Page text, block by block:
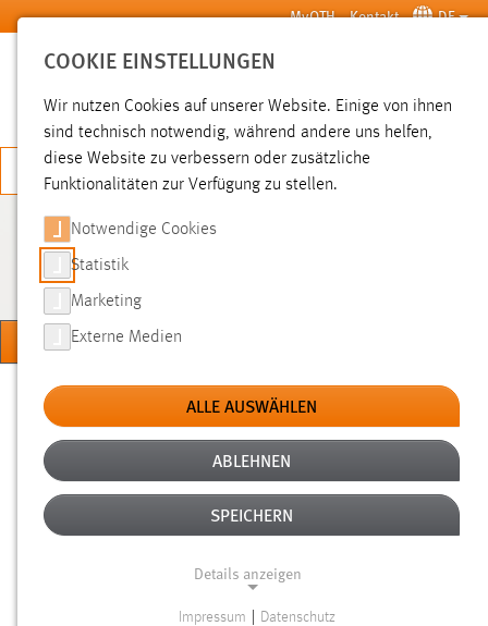
Zum Hauptinhalt springen MyOTH Kontakt DE
SUCHE
JETZT BEWERBEN
FAKULTÄT
MASCHINENBAU/UMWELTTECHNIK
Sie sind hier:
Forschung Forschungseinrichtungen Labore
LABOR STRÖMUNGSMASCHINEN
diam nonumy eirmod tempor invidunt ut labore et dolore
magna aliquyam erat, sed diam voluptua. At vero eos et
COOKIE EINSTELLUNGEN
Wir nutzen Cookies auf unserer Website. Einige von ihnen
sind technisch notwendig, während andere uns helfen,
diese Website zu verbessern oder zusätzliche
Funktionalitäten zur Verfügung zu stellen.
Notwendige Cookies
Statistik
Marketing
Externe Medien
ALLE AUSWÄHLEN
ABLEHNEN
SPEICHERN
Details anzeigen
Impressum Datenschutz